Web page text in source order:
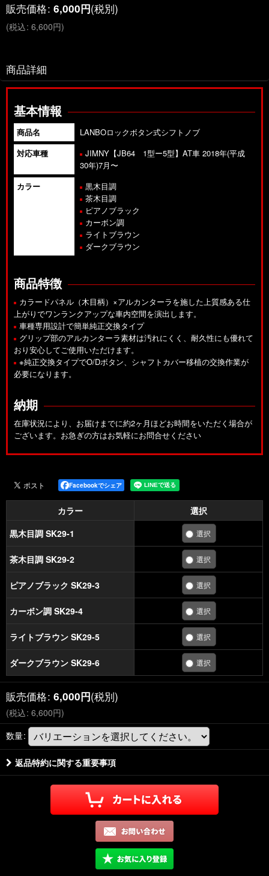
販売価格: 6,000円(税別)
(税込: 6,600円)
商品詳細
基本情報
商品名
LANBOロックボタン式シフトノブ
対応車種
JIMNY【JB64 1型ー5型】AT車 2018年(平成
30年)7月〜
カラー
黒木目調
茶木目調
ピアノブラック
カーボン調
ライトブラウン
ダークブラウン
商品特徴
カラードパネル（木目柄）×アルカンターラを施した上質感ある仕
上がりでワンランクアップな車内空間を演出します。
車種専用設計で簡単純正交換タイプ
グリップ部のアルカンターラ素材は汚れにくく、耐久性にも優れて
おり安心してご使用いただけます。
※純正交換タイプでO/Dボタン、シャフトカバー移植の交換作業が
必要になります。
納期
在庫状況により、お届けまでに約2ヶ月ほどお時間をいただく場合が
ございます。お急ぎの方はお気軽にお問合せください
Facebookでシェア
カラー
選択
黒木目調 SK29-1
茶木目調 SK29-2
ピアノブラック SK29-3
カーボン調 SK29-4
ライトブラウン SK29-5
ダークブラウン SK29-6
販売価格: 6,000円(税別)
(税込: 6,600円)
数量:
返品特約に関する重要事項